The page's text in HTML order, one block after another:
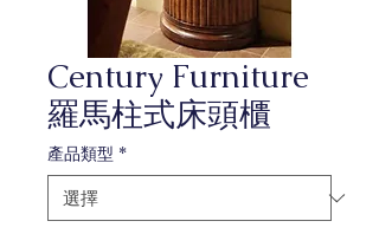
Century Furniture
羅馬柱式床頭櫃
產品類型 *